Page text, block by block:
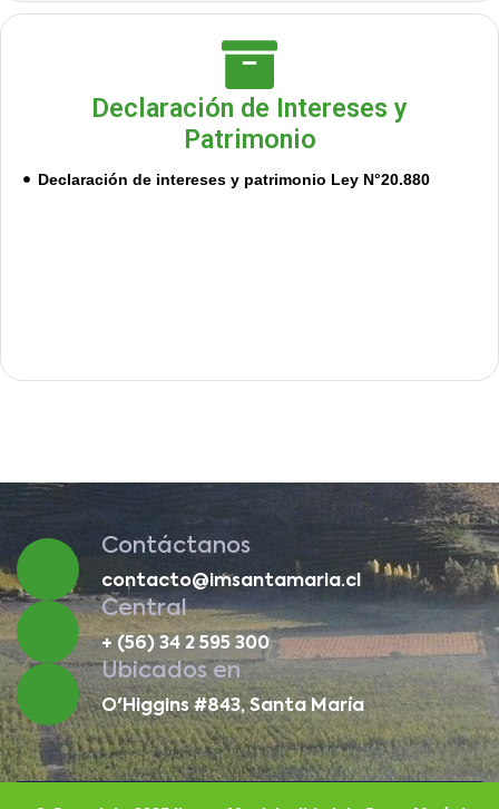
Declaración de Intereses y
Patrimonio
Declaración de intereses y patrimonio Ley N°20.880
Contáctanos
contacto@imsantamaria.cl
Central
+ (56) 34 2 595 300
Ubicados en
O'Higgins #843, Santa María